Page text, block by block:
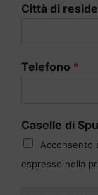
Città di
Telefono *
Caselle di
Acconsento
espresso nella